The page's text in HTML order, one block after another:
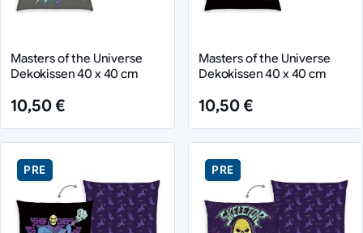
Masters of the Universe
Dekokissen 40 x 40 cm
10,50 €
Masters of the Universe
Dekokissen 40 x 40 cm
10,50 €
PRE PRE